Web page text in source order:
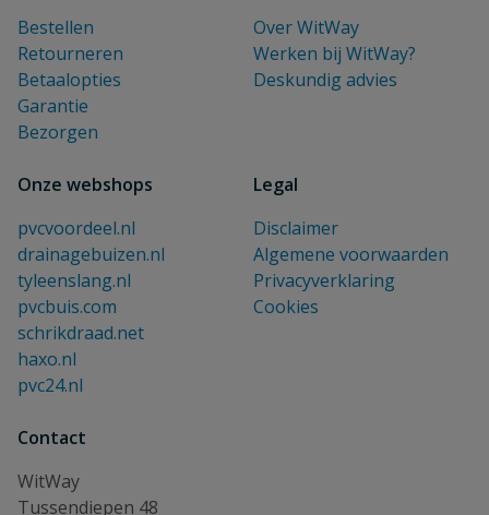
Bestellen
Retourneren
Betaalopties
Garantie
Bezorgen
Over WitWay
Werken bij WitWay?
Deskundig advies
Onze webshops
pvcvoordeel.nl
drainagebuizen.nl
tyleenslang.nl
pvcbuis.com
schrikdraad.net
haxo.nl
pvc24.nl
Legal
Disclaimer
Algemene voorwaarden
Privacyverklaring
Cookies
Contact
WitWay
Tussendiepen 48